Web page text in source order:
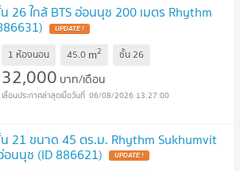
26 ใกล้ BTS อ่อนนุช 200 เมตร Rhythm
UPDATE !
1 ห้องนอน 45.0 m2 ชั้น26
32,000 บาท/เดือน
06/08/2026 13:27:00
21 ขนาด 45 ตร.ม. Rhythm Sukhumvit
นนุช (ID 886621) UPDATE !